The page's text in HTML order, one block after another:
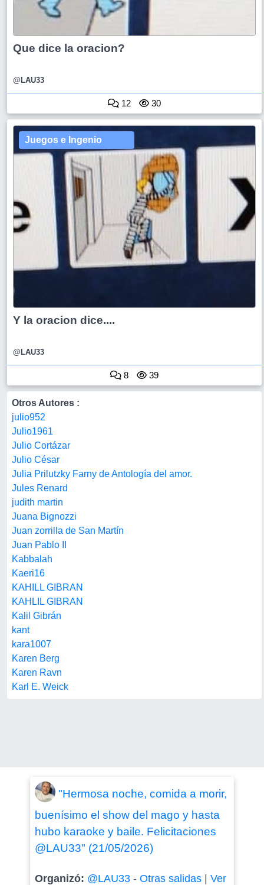
Que dice la oracion?
@LAU33
12 30
Juegos e Ingenio
Y la oracion dice....
@LAU33
8 39
Otros Autores :
julio952
Julio1961
Julio Cortázar
Julio César
Julia Prilutzky Farny de Antología del amor.
Jules Renard
judith martin
Juana Bignozzi
Juan zorrilla de San Martín
Juan Pablo II
Kabbalah
Kaeri16
KAHILL GIBRAN
KAHLIL GIBRAN
Kalil Gibrán
kant
kara1007
Karen Berg
Karen Ravn
Karl E. Weick
"Hermosa noche, comida a morir,
buenísimo el show del mago y hasta
hubo karaoke y baile. Felicitaciones
@LAU33" (21/05/2026)
Organizó: @LAU33- Otras salidas| Ver